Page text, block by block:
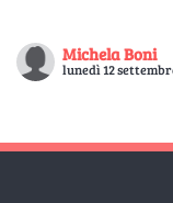
Michela Boni
lunedì 12
Fatta e piaciuta